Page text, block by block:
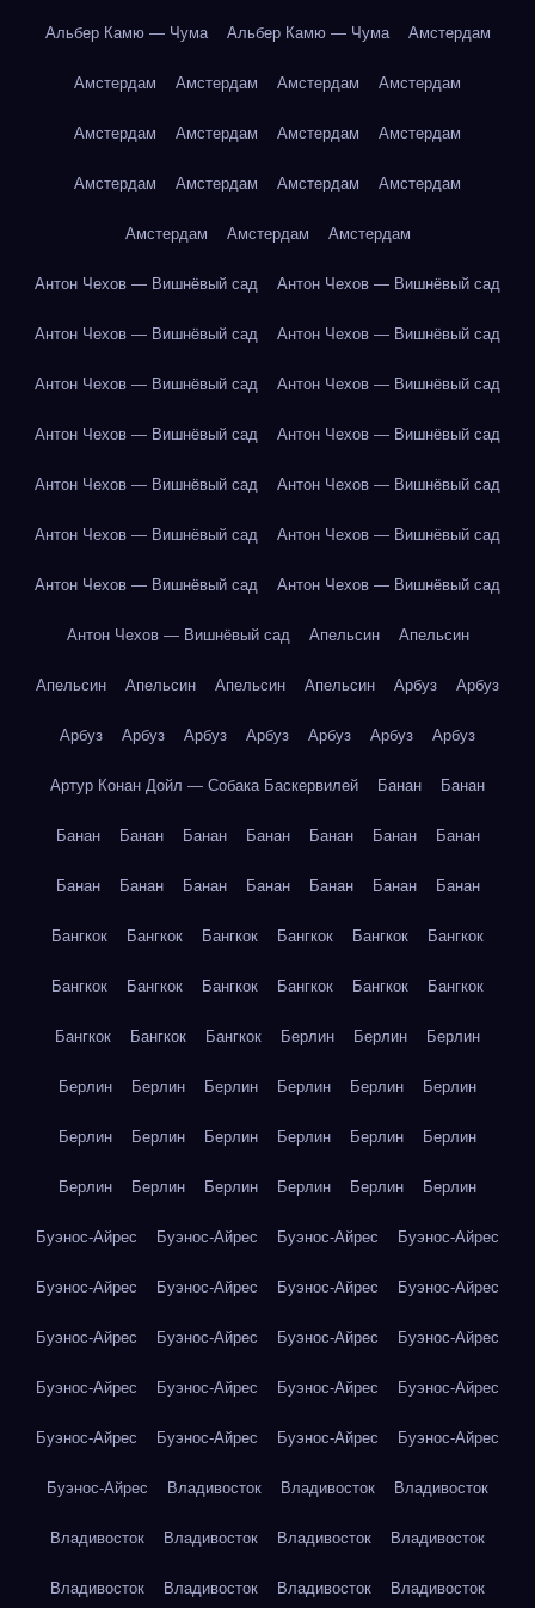
Альбер Камю — Чума Альбер Камю — Чума Амстердам
Амстердам Амстердам Амстердам Амстердам
Амстердам Амстердам Амстердам Амстердам
Амстердам Амстердам Амстердам Амстердам
Амстердам Амстердам Амстердам
Антон Чехов — Вишнёвый сад Антон Чехов — Вишнёвый сад
Антон Чехов — Вишнёвый сад Антон Чехов — Вишнёвый сад
Антон Чехов — Вишнёвый сад Антон Чехов — Вишнёвый сад
Антон Чехов — Вишнёвый сад Антон Чехов — Вишнёвый сад
Антон Чехов — Вишнёвый сад Антон Чехов — Вишнёвый сад
Антон Чехов — Вишнёвый сад Антон Чехов — Вишнёвый сад
Антон Чехов — Вишнёвый сад Антон Чехов — Вишнёвый сад
Антон Чехов — Вишнёвый сад Апельсин Апельсин
Апельсин Апельсин Апельсин Апельсин Арбуз Арбуз
Арбуз Арбуз Арбуз Арбуз Арбуз Арбуз Арбуз
Артур Конан Дойл — Собака Баскервилей Банан Банан
Банан Банан Банан Банан Банан Банан Банан
Банан Банан Банан Банан Банан Банан Банан
Бангкок Бангкок Бангкок Бангкок Бангкок Бангкок
Бангкок Бангкок Бангкок Бангкок Бангкок Бангкок
Бангкок Бангкок Бангкок Берлин Берлин Берлин
Берлин Берлин Берлин Берлин Берлин Берлин
Берлин Берлин Берлин Берлин Берлин Берлин
Берлин Берлин Берлин Берлин Берлин Берлин
Буэнос-Айрес Буэнос-Айрес Буэнос-Айрес Буэнос-Айрес
Буэнос-Айрес Буэнос-Айрес Буэнос-Айрес Буэнос-Айрес
Буэнос-Айрес Буэнос-Айрес Буэнос-Айрес Буэнос-Айрес
Буэнос-Айрес Буэнос-Айрес Буэнос-Айрес Буэнос-Айрес
Буэнос-Айрес Буэнос-Айрес Буэнос-Айрес Буэнос-Айрес
Буэнос-Айрес Владивосток Владивосток Владивосток
Владивосток Владивосток Владивосток Владивосток
Владивосток Владивосток Владивосток Владивосток